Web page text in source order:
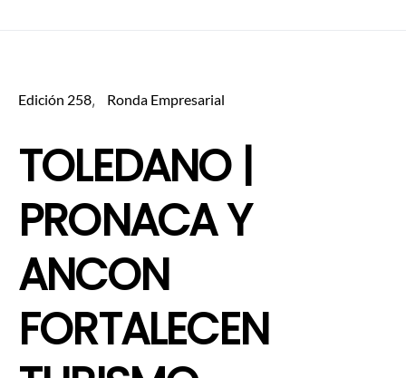
Edición 258 Ronda Empresarial
TOLEDANO |
PRONACA Y
ANCON
FORTALECEN